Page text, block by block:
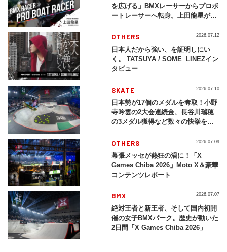
を広げる」BMXレーサーからプロボ
ートレーサーへ転身。上田龍星が体
OTHERS
日本人だから強い、を証明しにい
く。 TATSUYA / SOME≡LINEZイン
タビュー
2026.07.12
SKATE
日本勢が17個のメダルを奪取！小野
寺吟雲の2大会連続金、長谷川瑞穂
の3メダル獲得など数々の快挙をプ
2026」
2026.07.10
OTHERS
幕張メッセが熱狂の渦に！「X
Games Chiba 2026」Moto X＆豪華
コンテンツレポート
2026.07.09
BMX
絶対王者と新王者、そして国内初開
催の女子BMXパーク。歴史が動いた
2日間「X Games Chiba 2026」
2026.07.07